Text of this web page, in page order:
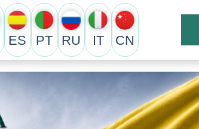
ES PT RU IT CN